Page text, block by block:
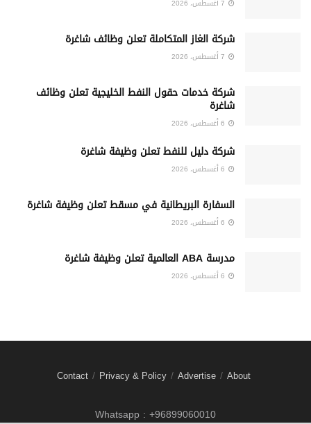
شركة الغاز المتكاملة تعلن وظائف شاغرة
شركة خدمات حقول النفط الخليجية تعلن وظائف
شاغرة
شركة دليل للنفط تعلن وظيفة شاغرة
السفارة البريطانية في مسقط تعلن وظيفة شاغرة
مدرسة ABA العالمية تعلن وظيفة شاغرة
About
Advertise
Privacy & Policy
Contact
Whatsapp : +96899060010